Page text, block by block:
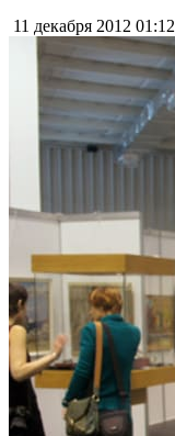
11 декабря 2012 01:12